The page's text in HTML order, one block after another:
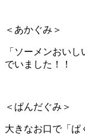
＜あかぐみ＞
「ソーメンおい
でいました！！
＜ぱんだぐみ＞
大きなお口で「ぱ